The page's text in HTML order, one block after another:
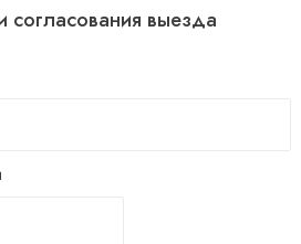
согласования выезда